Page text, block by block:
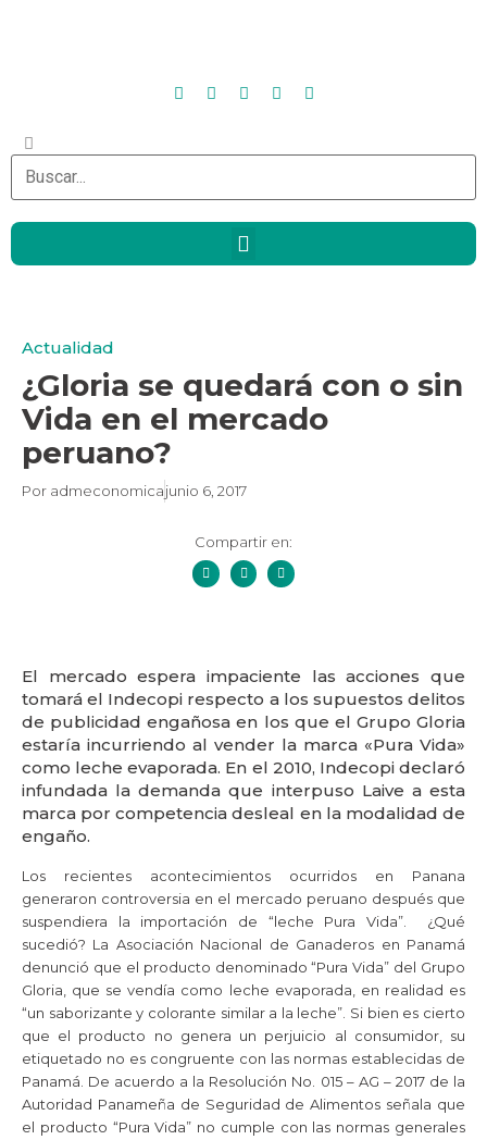
Actualidad
¿Gloria se quedará con o sin
Vida en el mercado
peruano?
Por admeconomicajunio 6, 2017
Compartir en:
El mercado espera impaciente las acciones que
tomará el Indecopi respecto a los supuestos delitos
de publicidad engañosa en los que el Grupo Gloria
estaría incurriendo al vender la marca «Pura Vida»
como leche evaporada. En el 2010, Indecopi declaró
infundada la demanda que interpuso Laive a esta
marca por competencia desleal en la modalidad de
engaño.
Los recientes acontecimientos ocurridos en Panana
generaron controversia en el mercado peruano después que
suspendiera la importación de “leche Pura Vida”. ¿Qué
sucedió? La Asociación Nacional de Ganaderos en Panamá
denunció que el producto denominado “Pura Vida” del Grupo
Gloria, que se vendía como leche evaporada, en realidad es
“un saborizante y colorante similar a la leche”. Si bien es cierto
que el producto no genera un perjuicio al consumidor, su
etiquetado no es congruente con las normas establecidas de
Panamá. De acuerdo a la Resolución No. 015 – AG – 2017 de la
Autoridad Panameña de Seguridad de Alimentos señala que
el producto “Pura Vida” no cumple con las normas generales